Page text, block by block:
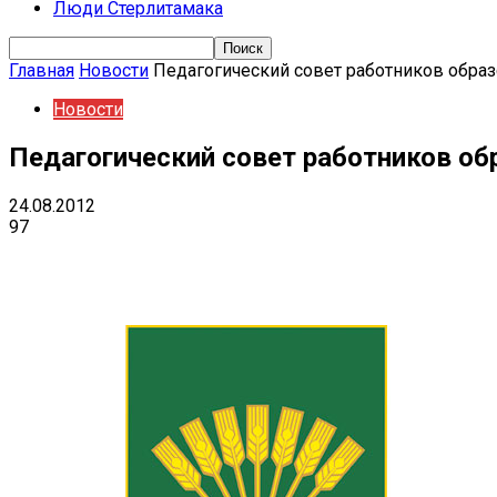
Люди Стерлитамака
Главная Новости Педагогический совет работников
Новости
Педагогический совет работников
24.08.2012
97